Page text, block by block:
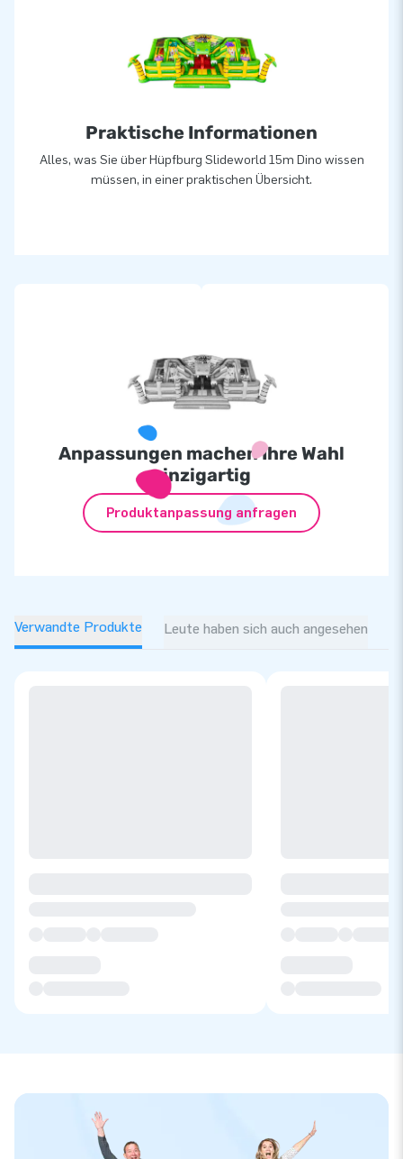
Praktische Informationen
Alles, was Sie über Hüpfburg Slideworld 15m Dino wissen
müssen, in einer praktischen Übersicht.
Anpassungen machen Ihre Wahl
einzigartig
Produktanpassung anfragen
Verwandte Produkte Leute haben sich auch angesehen